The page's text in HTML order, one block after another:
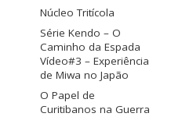
Núcleo Tritícola
Série Kendo – O
Caminho da Espada
Vídeo#3 – Experiência
de Miwa no Japão
O Papel de
Curitibanos na Guerra